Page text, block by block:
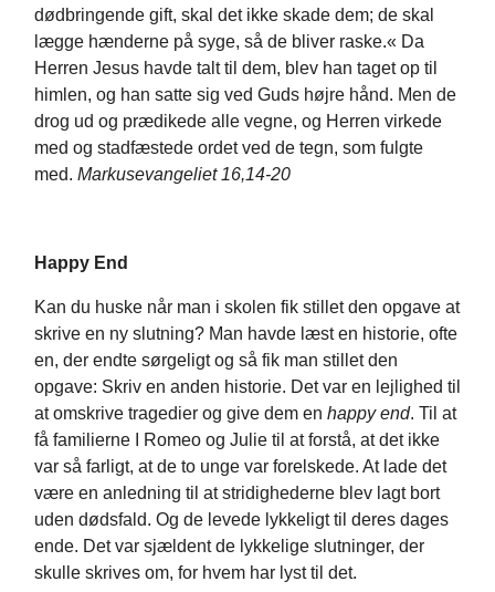
dødbringende gift, skal det ikke skade dem; de skal
lægge hænderne på syge, så de bliver raske.« Da
Herren Jesus havde talt til dem, blev han taget op til
himlen, og han satte sig ved Guds højre hånd. Men de
drog ud og prædikede alle vegne, og Herren virkede
med og stadfæstede ordet ved de tegn, som fulgte
med. Markusevangeliet 16,14-20
Happy End
Kan du huske når man i skolen fik stillet den opgave at
skrive en ny slutning? Man havde læst en historie, ofte
en, der endte sørgeligt og så fik man stillet den
opgave: Skriv en anden historie. Det var en lejlighed til
at omskrive tragedier og give dem en happy end. Til at
få familierne I Romeo og Julie til at forstå, at det ikke
var så farligt, at de to unge var forelskede. At lade det
være en anledning til at stridighederne blev lagt bort
uden dødsfald. Og de levede lykkeligt til deres dages
ende. Det var sjældent de lykkelige slutninger, der
skulle skrives om, for hvem har lyst til det.